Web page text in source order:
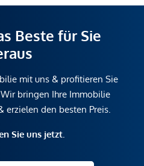
Beste für Sie
mit uns & profitieren Sie
bringen Ihre Immobilie
erzielen den besten Preis.
Sie uns jetzt.